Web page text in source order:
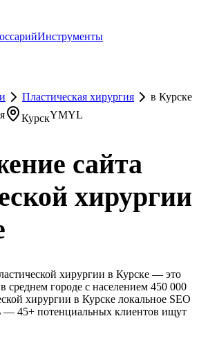
Инструменты
Пластическая хирургия
в Курске
КурскYMYL
сайта
хирургии
хирургии в Курске — это
среднем городе с населением 450 000
хирургии в Курске локальное SEO
— 45+ потенциальных клиентов ищут